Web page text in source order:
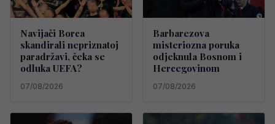
Navijači Borca
skandirali nepriznatoj
paradržavi, čeka se
odluka UEFA?
07/08/2026
Barbarezova
misteriozna poruka
odjeknula Bosnom i
Hercegovinom
07/08/2026